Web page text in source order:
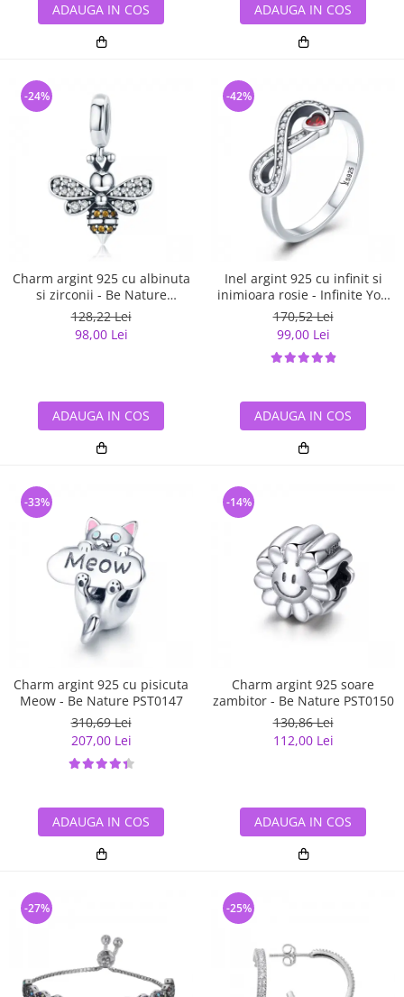
ADAUGA IN COS ADAUGA IN COS
Charm argint 925 cu albinuta
si zirconii - Be Nature
PST0143
128,22 Lei
98,00 Lei
-24%
ADAUGA IN COS
Inel argint 925 cu infinit si
inimioara rosie - Infinite You
IST0062
170,52 Lei
99,00 Lei
-42%
ADAUGA IN COS
Charm argint 925 cu pisicuta
Meow - Be Nature PST0147
310,69 Lei
207,00 Lei
-33%
ADAUGA IN COS
Charm argint 925 soare
zambitor - Be Nature PST0150
130,86 Lei
112,00 Lei
-14%
ADAUGA IN COS
-27% -25%